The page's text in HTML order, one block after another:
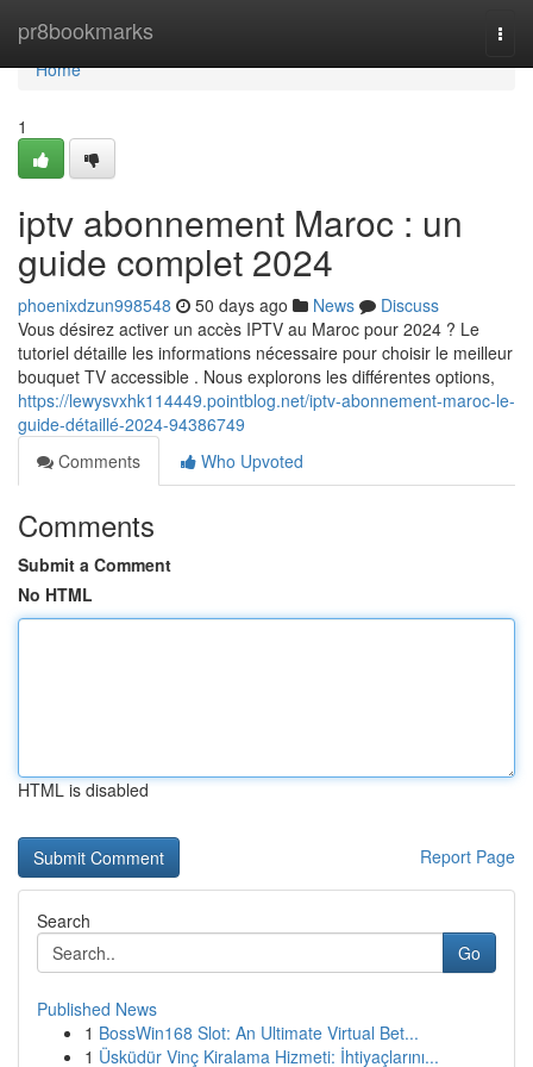
pr8bookmarks
Home
Home
1
iptv abonnement Maroc : un
guide complet 2024
phoenixdzun998548 50 days ago News
Discuss
Vous désirez activer un accès IPTV au Maroc pour 2024 ? Le
tutoriel détaille les informations nécessaire pour choisir le meilleur
bouquet TV accessible . Nous explorons les différentes options,
https://lewysvxhk114449.pointblog.net/iptv-abonnement-maroc-le-
guide-détaillé-2024-94386749
Comments
Who Upvoted
Comments
Submit a Comment
No HTML
HTML is disabled
Report Page
Search
Go
Published News
1 BossWin168 Slot: An Ultimate Virtual Bet...
1 Üsküdür Vinç Kiralama Hizmeti: İhtiyaçlarını...